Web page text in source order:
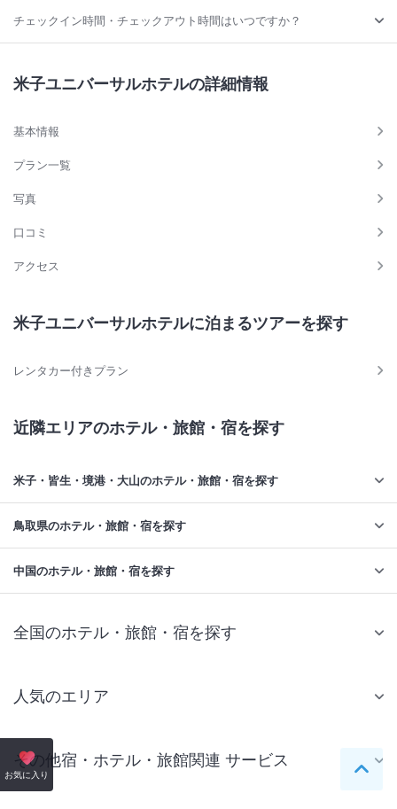
お気に入り ペー
チェックイン時間・チェックアウト時間はいつですか？
米子ユニバーサルホテルの詳細情報
基本情報
プラン一覧
写真
口コミ
アクセス
米子ユニバーサルホテルに泊まるツアーを探す
レンタカー付きプラン
近隣エリアのホテル・旅館・宿を探す
米子・皆生・境港・大山のホテル・旅館・宿を探す
鳥取県のホテル・旅館・宿を探す
中国のホテル・旅館・宿を探す
全国のホテル・旅館・宿を探す
人気のエリア
札幌 ホテル
仙台 ホテル
その他宿・ホテル・旅館関連 サービス